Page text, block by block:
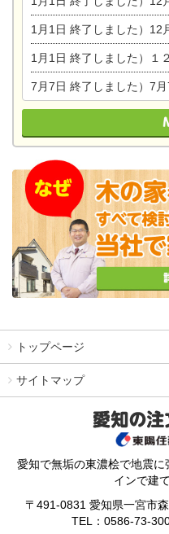
1月1日 終了しました）12月16日
1月1日 終了しました）１２月９日(日)
7月7日 終了しました）7月7・8日（土・日）は、地震に強くて安
トップページ
サイトマップ
愛知で無垢の東濃桧で地震
インで建
〒491-0831 愛知県一宮市
TEL：0586-73-